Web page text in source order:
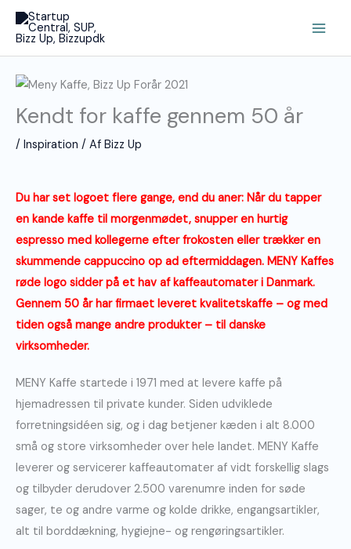
indholdet
Kendt for kaffe gennem 50 år
/ Inspiration / Af Bizz Up
Du har set logoet flere gange, end du aner: Når du tapper
en kande kaffe til morgenmødet, snupper en hurtig
espresso med kollegerne efter frokosten eller trækker en
skummende cappuccino op ad eftermiddagen. MENY Kaffes
røde logo sidder på et hav af kaffeautomater i Danmark.
Gennem 50 år har firmaet leveret kvalitetskaffe – og med
tiden også mange andre produkter – til danske
virksomheder.
MENY Kaffe startede i 1971 med at levere kaffe på
hjemadressen til private kunder. Siden udviklede
forretningsidéen sig, og i dag betjener kæden i alt 8.000
små og store virksomheder over hele landet. MENY Kaffe
leverer og servicerer kaffeautomater af vidt forskellig slags
og tilbyder derudover 2.500 varenumre inden for søde
sager, te og andre varme og kolde drikke, engangsartikler,
alt til borddækning, hygiejne- og rengøringsartikler.